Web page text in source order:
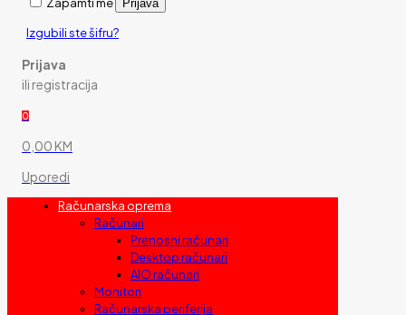
Prijava
Izgubili ste šifru?
Prijava
ili registracija
0
0,00 KM
Uporedi
Računarska oprema
Računari
Prenosni računari
Desktop računari
AIO računari
Monitori
Računarska periferija